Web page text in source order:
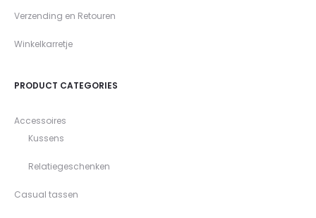
Verzending en Retouren
Winkelkarretje
PRODUCT CATEGORIES
Accessoires
Kussens
Relatiegeschenken
Casual tassen